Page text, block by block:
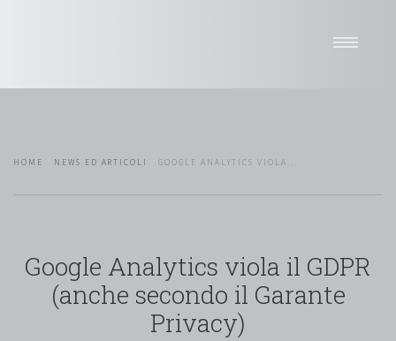
News
Pro bono
Selettore di lingua
HOME NEWS ED ARTICOLI GOOGLE ANALYTICS VIOLA...
Google Analytics viola il GDPR
(anche secondo il Garante
Privacy)